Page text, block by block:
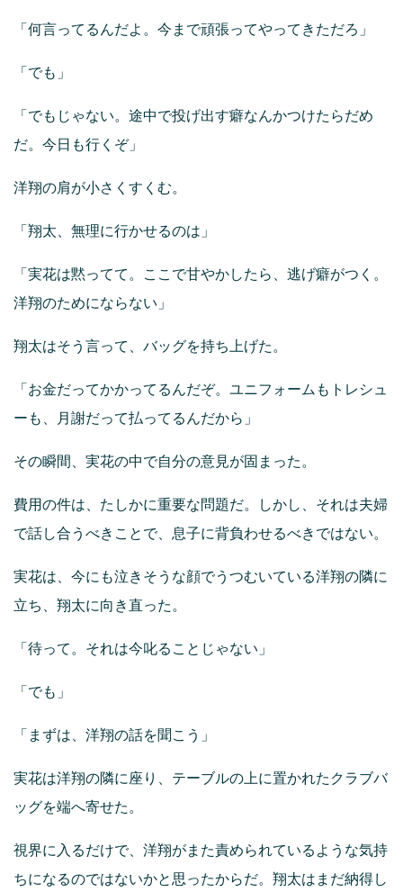
「何言ってるんだよ。今まで頑張ってやってきただろ」
「でも」
「でもじゃない。途中で投げ出す癖なんかつけたらだめ
だ。今日も行くぞ」
洋翔の肩が小さくすくむ。
「翔太、無理に行かせるのは」
「実花は黙ってて。ここで甘やかしたら、逃げ癖がつく。
洋翔のためにならない」
翔太はそう言って、バッグを持ち上げた。
「お金だってかかってるんだぞ。ユニフォームもトレシュ
ーも、月謝だって払ってるんだから」
その瞬間、実花の中で自分の意見が固まった。
費用の件は、たしかに重要な問題だ。しかし、それは夫婦
で話し合うべきことで、息子に背負わせるべきではない。
実花は、今にも泣きそうな顔でうつむいている洋翔の隣に
立ち、翔太に向き直った。
「待って。それは今叱ることじゃない」
「でも」
「まずは、洋翔の話を聞こう」
実花は洋翔の隣に座り、テーブルの上に置かれたクラブバ
ッグを端へ寄せた。
視界に入るだけで、洋翔がまた責められているような気持
ちになるのではないかと思ったからだ。翔太はまだ納得し